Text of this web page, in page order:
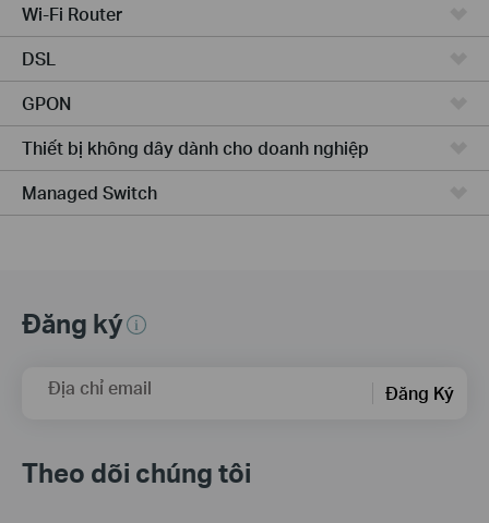
Wi-Fi Router
DSL
GPON
Thiết bị không dây dành cho doanh nghiệp
Managed Switch
Đăng ký
Địa chỉ email Đăng Ký
Theo dõi chúng tôi